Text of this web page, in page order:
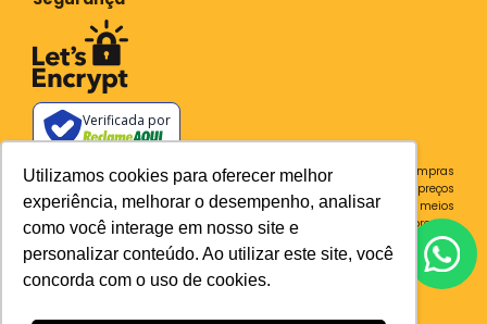
Utilizamos cookies para oferecer melhor
experiência, melhorar o desempenho, analisar
como você interage em nosso site e
personalizar conteúdo. Ao utilizar este site, você
concorda com o uso de cookies.
Verificada por
Todos os preços e condições deste site são válidos apenas para compras
no site e não se aplicam a Loja Física. Destacamos que os preços
previstos no site prevalecem aos demais anunciados em outros meios
de comunicação e sites de buscas. Em caso de divergência do preço e
condições no site, o valor válido é sempre o do carrinho de compras.
Plataforma